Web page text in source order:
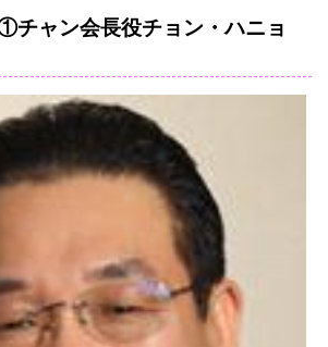
チャン会長役チョン・ハニョ